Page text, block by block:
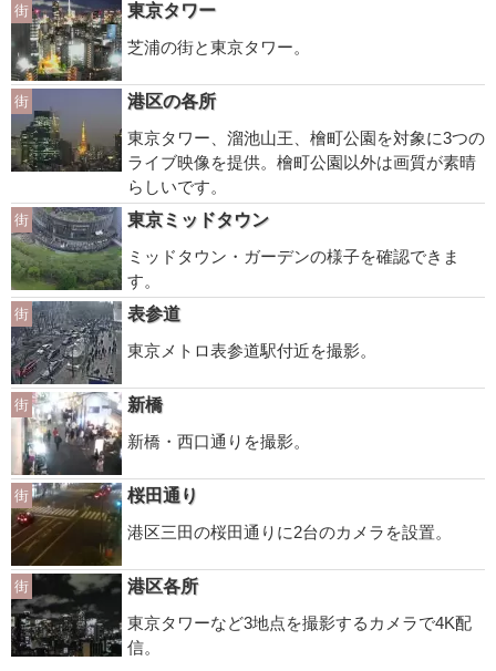
街
東京タワー
芝浦の街と東京タワー。
街
港区の各所
東京タワー、溜池山王、檜町公園を対象に3つの
ライブ映像を提供。檜町公園以外は画質が素晴
らしいです。
街
東京ミッドタウン
ミッドタウン・ガーデンの様子を確認できま
す。
街
表参道
東京メトロ表参道駅付近を撮影。
街
新橋
新橋・西口通りを撮影。
街
桜田通り
港区三田の桜田通りに2台のカメラを設置。
街
港区各所
東京タワーなど3地点を撮影するカメラで4K配
信。